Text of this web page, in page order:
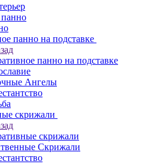
панно на подставке
панно на подставке
Ангелы
скрижали
скрижали
Скрижали